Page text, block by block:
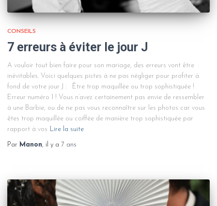
CONSEILS
7 erreurs à éviter le jour J
A vouloir tout bien faire pour son mariage, des erreurs vont être
inévitables. Voici quelques pistes à ne pas négliger pour profiter à
fond de votre jour J : Être trop maquillée ou trop sophistiquée !
Erreur numéro 1 ! Vous n’avez certainement pas envie de ressembler
à une Barbie, ou de ne pas vous reconnaître sur les photos car vous
êtes trop maquillée ou coiffée de manière trop sophistiquée par
rapport à vos Lire la suite
Par Manon, il y a 7 ans